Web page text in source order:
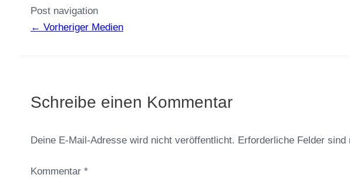
Post navigation
← Vorheriger Medien
Schreibe einen Kommentar
Deine E-Mail-Adresse wird nicht veröffentlicht. Erforderliche Felder sind
Kommentar *